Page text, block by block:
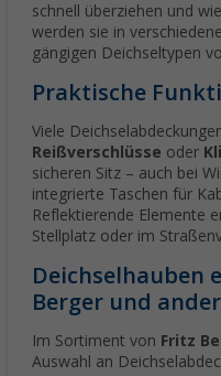
schnell überziehen und
werden sie in
gängigen Deichseltypen
Praktische
Viele
Reißverschlüsse oder
sicheren Sitz – auch bei
integrierte Taschen für
Reflektierende Elemente
Stellplatz oder im
Deichselhauben
Berger und
Im Sortiment von Fritz
Auswahl an